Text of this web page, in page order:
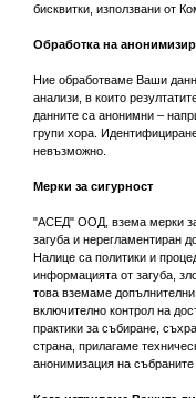
бисквитки, използвани от
Обработка на
Ние обработваме Ваши
анализи, в които
данните са анонимни –
групи хора.
невъзможно.
Мерки за сигурност
"АСЕД" ООД, взема мерки за
загуба и нерегламентиран
Налице са политики и
информацията от загуба,
това вземаме
включително контрол на
практики за събиране,
страна, прилагаме
анонимизация на